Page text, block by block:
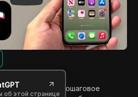
об этой странице
предлагает пошаговое